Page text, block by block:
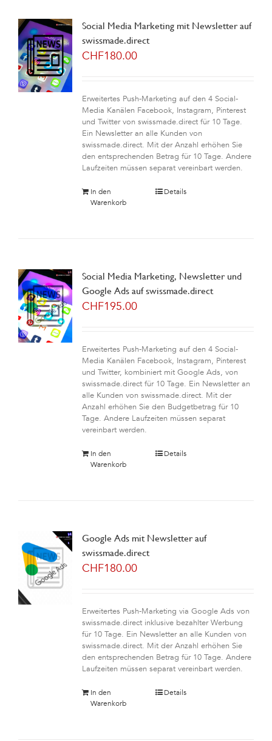
Social Media Marketing mit Newsletter auf
swissmade.direct
CHF180.00
Erweitertes Push-Marketing auf den 4 Social-
Media Kanälen Facebook, Instagram, Pinterest
und Twitter von swissmade.direct für 10 Tage.
Ein Newsletter an alle Kunden von
swissmade.direct. Mit der Anzahl erhöhen Sie
den entsprechenden Betrag für 10 Tage. Andere
Laufzeiten müssen separat vereinbart werden.
In den
Warenkorb
Details
Social Media Marketing, Newsletter und
Google Ads auf swissmade.direct
CHF195.00
Erweitertes Push-Marketing auf den 4 Social-
Media Kanälen Facebook, Instagram, Pinterest
und Twitter, kombiniert mit Google Ads, von
swissmade.direct für 10 Tage. Ein Newsletter an
alle Kunden von swissmade.direct. Mit der
Anzahl erhöhen Sie den Budgetbetrag für 10
Tage. Andere Laufzeiten müssen separat
vereinbart werden.
In den
Warenkorb
Details
Google Ads mit Newsletter auf
swissmade.direct
CHF180.00
Erweitertes Push-Marketing via Google Ads von
swissmade.direct inklusive bezahlter Werbung
für 10 Tage. Ein Newsletter an alle Kunden von
swissmade.direct. Mit der Anzahl erhöhen Sie
den entsprechenden Betrag für 10 Tage. Andere
Laufzeiten müssen separat vereinbart werden.
In den
Warenkorb
Details